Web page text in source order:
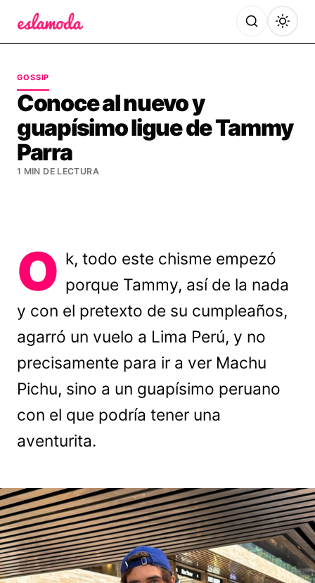
GOSSIP
Conoce al nuevo y
guapísimo ligue de Tammy
Parra
1 MIN DE LECTURA
O k, todo este chisme empezó
porque Tammy, así de la nada
y con el pretexto de su cumpleaños,
agarró un vuelo a Lima Perú, y no
precisamente para ir a ver Machu
Pichu, sino a un guapísimo peruano
con el que podría tener una
aventurita.